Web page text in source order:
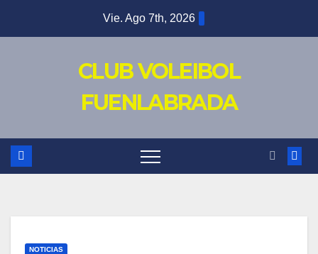
Vie. Ago 7th, 2026
CLUB VOLEIBOL
FUENLABRADA
NOTICIAS